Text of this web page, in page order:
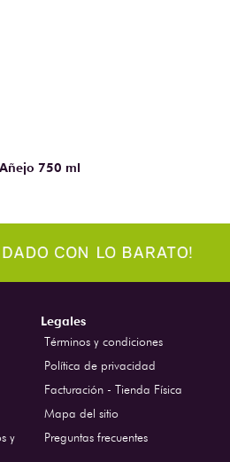
750 ml
y
Legales
Términos y condiciones
Política de privacidad
Facturación - Tienda Física
Mapa del sitio
Preguntas frecuentes